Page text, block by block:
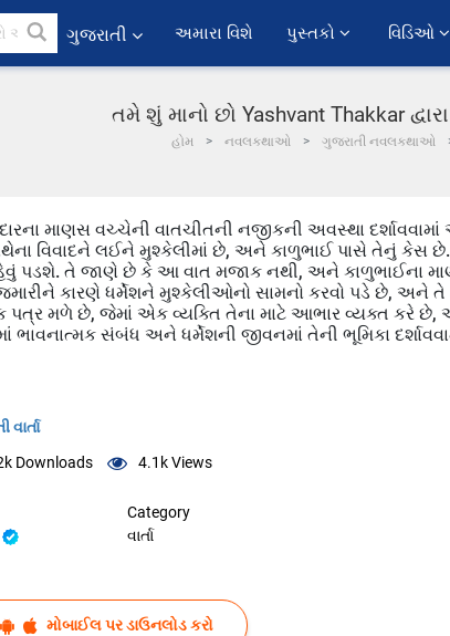
ગુજરાતી અમારા વિશે પુસ્તકો વિડિઓ
તમે શું માનો છો Yashvant Thakkar
હોમ નવલકથાઓ ગુજરાતી નવલકથાઓ
માણસ વચ્ચેની વાતચીતની નજીકની અવસ્થા
વિવાદને લઈને મુશ્કેલીમાં છે, અને કાળુભાઈ પાસે તેનું કેસ
પડશે. તે જાણે છે કે આ વાત મજાક નથી, અને કાળુભાઈના
કારણે ધર્મેશને મુશ્કેલીઓનો સામનો કરવો પડે છે, અને તે
મળે છે, જેમાં એક વ્યક્તિ તેના માટે આભાર વ્યક્ત કરે છે,
ભાવનાત્મક સંબંધ અને ધર્મેશની જીવનમાં તેની ભૂમિકા
વાર્તા
Downloads 4.1kViews
Category
વાર્તા
મોબાઈલ પર ડાઉનલોડ કરો